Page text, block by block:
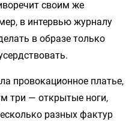
своим же
в интервью журналу
в образе только
провокационное платье,
три — открытые ноги,
разных фактур